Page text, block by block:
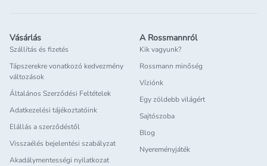
Vásárlás
Szállítás és fizetés
Tápszerekre vonatkozó kedvezmény
változások
Általános Szerződési Feltételek
Adatkezelési tájékoztatóink
Elállás a szerződéstől
Visszaélés bejelentési szabályzat
Akadálymentességi nyilatkozat
A Rossmannról
Kik vagyunk?
Rossmann minőség
Víziónk
Egy zöldebb világért
Sajtószoba
Blog
Nyereményjáték